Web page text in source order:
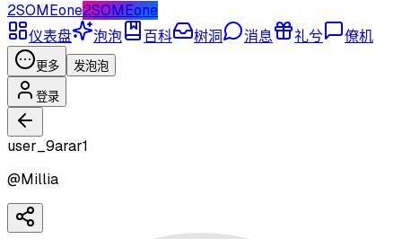
2SOMEone2SOMEone
仪表盘
泡泡 百科 树洞 消息 礼兮 僚机
更多 发泡泡
登录
user_9arar1
@Millia